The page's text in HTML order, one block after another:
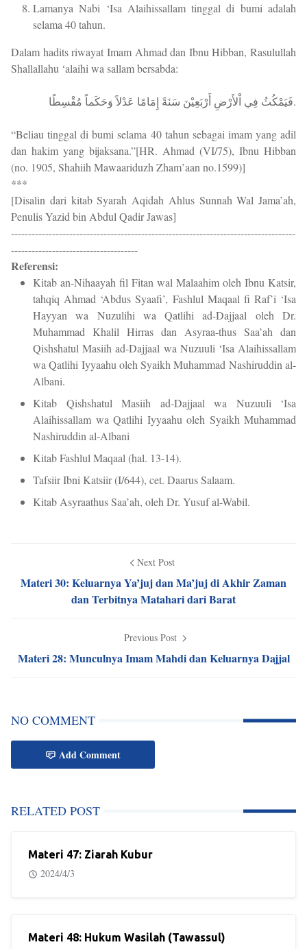
Lamanya Nabi ‘Isa Alaihissallam tinggal di bumi adalah
selama 40 tahun.
Dalam hadits riwayat Imam Ahmad dan Ibnu Hibban, Rasulullah
Shallallahu ‘alaihi wa sallam bersabda:
فَيَمْكُثُ فِي اْلأَرْضِ أَرْبَعِيْنَ سَنَةً إِمَامًا عَدْلاً وَحَكَماً مُقْسِطًا.
“Beliau tinggal di bumi selama 40 tahun sebagai imam yang adil
dan hakim yang bijaksana.”[HR. Ahmad (VI/75), Ibnu Hibban
(no. 1905, Shahiih Mawaariduzh Zham’aan no.1599)]
***
[Disalin dari kitab Syarah Aqidah Ahlus Sunnah Wal Jama’ah,
Penulis Yazid bin Abdul Qadir Jawas]
-----------------------------------------------------------------------------------
-------------------------------------
Referensi:
Kitab an-Nihaayah fil Fitan wal Malaahim oleh Ibnu Katsir,
tahqiq Ahmad ‘Abdus Syaafi’, Fashlul Maqaal fi Raf’i ‘Isa
Hayyan wa Nuzulihi wa Qatlihi ad-Dajjaal oleh Dr.
Muhammad Khalil Hirras dan Asyraa-thus Saa’ah dan
Qishshatul Masiih ad-Dajjaal wa Nuzuuli ‘Isa Alaihissallam
wa Qatlihi Iyyaahu oleh Syaikh Muhammad Nashiruddin al-
Albani.
Kitab Qishshatul Masiih ad-Dajjaal wa Nuzuuli ‘Isa
Alaihissallam wa Qatlihi Iyyaahu oleh Syaikh Muhammad
Nashiruddin al-Albani
Kitab Fashlul Maqaal (hal. 13-14).
Tafsiir Ibni Katsiir (I/644), cet. Daarus Salaam.
Kitab Asyraathus Saa’ah, oleh Dr. Yusuf al-Wabil.
Next Post
Materi 30: Keluarnya Ya’juj dan Ma’juj di Akhir Zaman
dan Terbitnya Matahari dari Barat
Previous Post
Materi 28: Munculnya Imam Mahdi dan Keluarnya Dajjal
NO COMMENT
Add Comment
RELATED POST
Materi 47: Ziarah Kubur
2024/4/3
Materi 48: Hukum Wasilah (Tawassul)